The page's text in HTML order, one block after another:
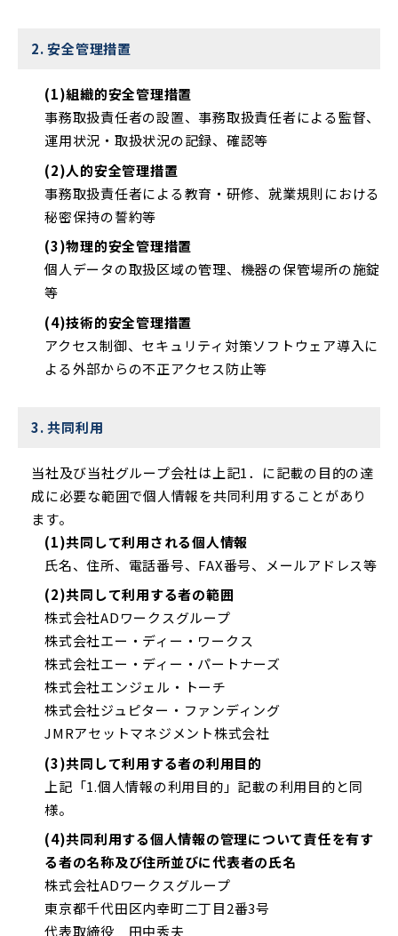
2. 安全管理措置
(1)組織的安全管理措置
事務取扱責任者の設置、事務取扱責任者による監督、
運用状況・取扱状況の記録、確認等
(2)人的安全管理措置
事務取扱責任者による教育・研修、就業規則における
秘密保持の誓約等
(3)物理的安全管理措置
個人データの取扱区域の管理、機器の保管場所の施錠
等
(4)技術的安全管理措置
アクセス制御、セキュリティ対策ソフトウェア導入に
よる外部からの不正アクセス防止等
3. 共同利用
当社及び当社グループ会社は上記1．に記載の目的の達
成に必要な範囲で個人情報を共同利用することがあり
ます。
(1)共同して利用される個人情報
氏名、住所、電話番号、FAX番号、メールアドレス等
(2)共同して利用する者の範囲
株式会社ADワークスグループ
株式会社エー・ディー・ワークス
株式会社エー・ディー・パートナーズ
株式会社エンジェル・トーチ
株式会社ジュピター・ファンディング
JMRアセットマネジメント株式会社
(3)共同して利用する者の利用目的
上記「1.個人情報の利用目的」記載の利用目的と同
様。
(4)共同利用する個人情報の管理について責任を有す
る者の名称及び住所並びに代表者の氏名
株式会社ADワークスグループ
東京都千代田区内幸町二丁目2番3号
代表取締役 田中秀夫